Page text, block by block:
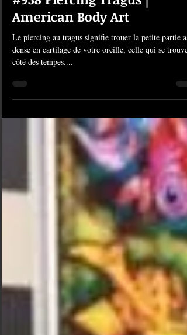
#938 Piercing Tragus |
American Body Art
Le piercing au tragus signifie trouer la petite partie
dense en cartilage de votre oreille, celle qui se trouve
côté des tempes....